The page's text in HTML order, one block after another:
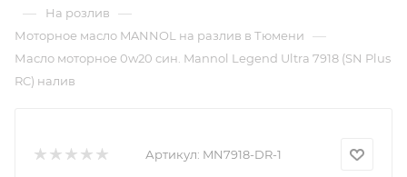
— На розлив —
Моторное масло MANNOL на разлив в Тюмени —
Масло моторное 0w20 син. Mannol Legend Ultra 7918 (SN Plus
RC) налив
Артикул: MN7918-DR-1